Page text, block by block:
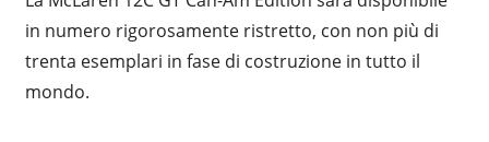
in numero rigorosamente ristretto, con non più di
trenta esemplari in fase di costruzione in tutto il
mondo.